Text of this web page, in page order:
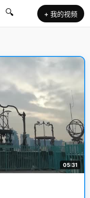
🔍 + 我的视频
05:31